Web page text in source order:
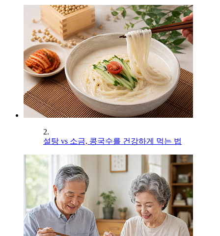
2.
설탕 vs 소금, 콩국수를 건강하게 먹는 법